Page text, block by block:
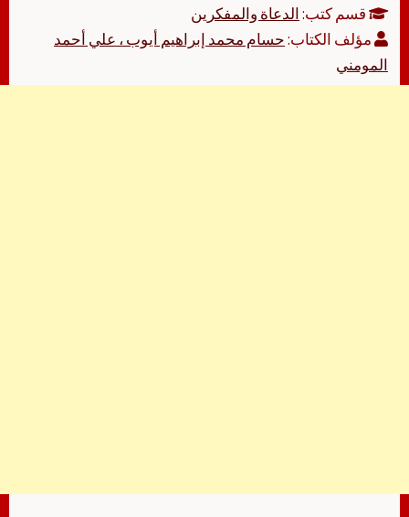
قسم كتب:الدعاة والمفكرين
مؤلف الكتاب:حسام محمد إبراهيم أيوب ، علي أحمد
المومني